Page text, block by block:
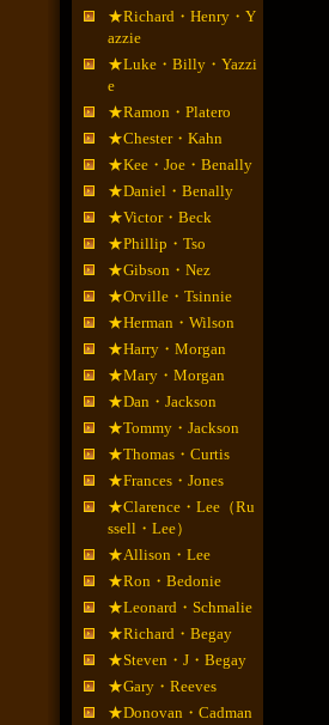
★Richard・Henry・Y
azzie
★Luke・Billy・Yazzi
e
★Ramon・Platero
★Chester・Kahn
★Kee・Joe・Benally
★Daniel・Benally
★Victor・Beck
★Phillip・Tso
★Gibson・Nez
★Orville・Tsinnie
★Herman・Wilson
★Harry・Morgan
★Mary・Morgan
★Dan・Jackson
★Tommy・Jackson
★Thomas・Curtis
★Frances・Jones
★Clarence・Lee（Ru
ssell・Lee）
★Allison・Lee
★Ron・Bedonie
★Leonard・Schmalie
★Richard・Begay
★Steven・J・Begay
★Gary・Reeves
★Donovan・Cadman